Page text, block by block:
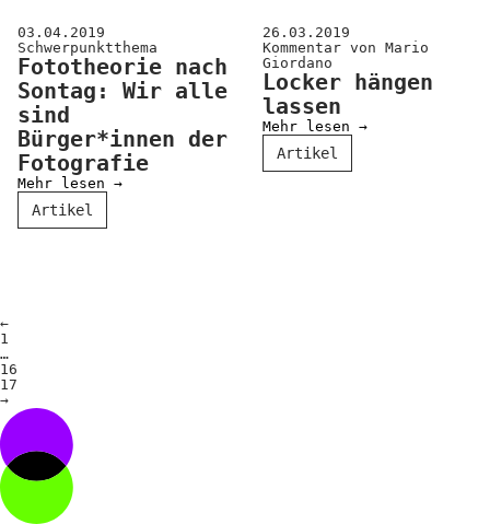
03.04.2019
Schwerpunktthema
Fototheorie nach
Sontag: Wir alle
sind
Bürger*innen der
Fotografie
Mehr lesen →
Artikel
26.03.2019
Kommentar von Mario
Giordano
Locker hängen
lassen
Mehr lesen →
Artikel
←
1
…
16
17
→